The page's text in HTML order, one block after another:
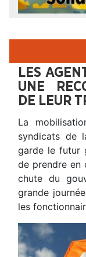
LES
UNE
DE LEUR
La
syndicats de
garde le futur
de prendre en
chute du
grande
les